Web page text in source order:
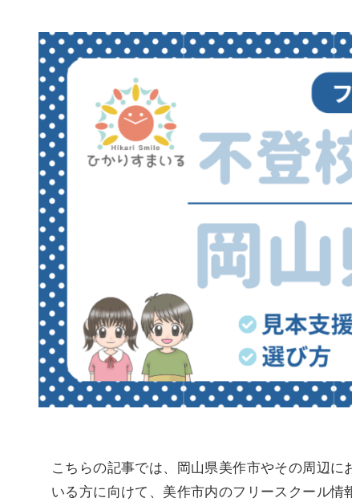
こちらの記事では、岡山県美作市やその周辺
いる方に向けて、美作市内のフリースクール情